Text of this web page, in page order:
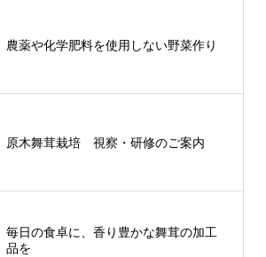
農薬や化学肥料を使用しない野菜作り
原木舞茸栽培 視察・研修のご案内
毎日の食卓に、香り豊かな舞茸の加工
品を